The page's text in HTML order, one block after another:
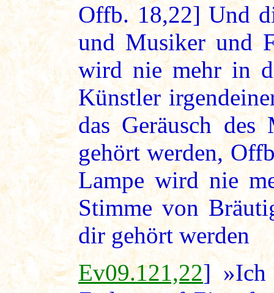
Offb. 18,22] Und
und Musiker und
wird nie mehr in
Künstler
das Geräusch
gehört werden,
Lampe wird nie
Stimme von
dir gehört werden
Ev09.121,22] »Ich